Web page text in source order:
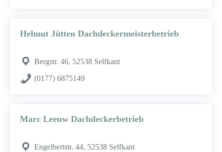
Helmut Jütten Dachdeckermeisterbetrieb
Bergstr. 46, 52538 Selfkant
(0177) 6875149
Marc Leeuw Dachdeckerbetrieb
Engelbertstr. 44, 52538 Selfkant